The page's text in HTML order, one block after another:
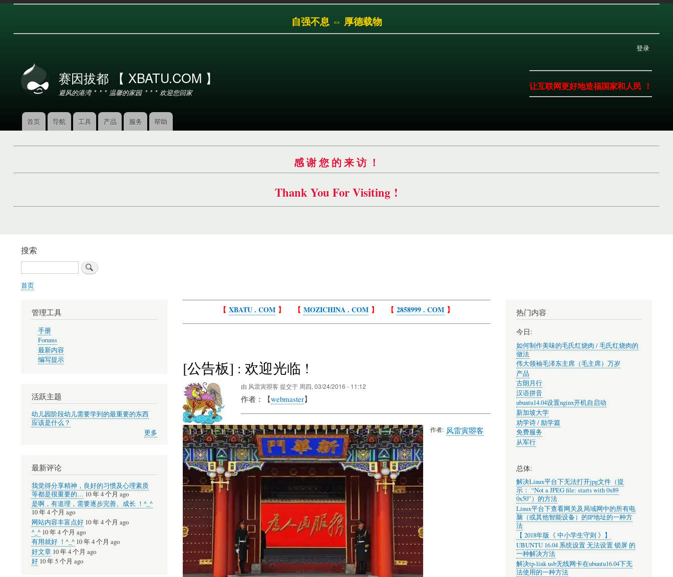
转
到
自强不息 ⇔ 厚德载物
户
登录
赛因拔都 【 XBATU.COM 】
避风的港湾 * * * 温馨的家园 * * * 欢迎您回家
让互联网更好地造福国家和人民 ！
航
首页 导航 工具 产品 服务 帮助
感 谢 您 的 来 访 ！
Thank You For Visiting !
搜索
索
面
首页
【 XBATU . COM 】 【 MOZICHINA . COM 】 【 2858999 . COM 】
[公告板] : 欢迎光临 !
由 风雷寅曌客 提交于 周四, 03/24/2016 - 11:12
作者：【webmaster】
作者 风雷寅曌客
管理工具
手册
Forums
最新内容
编写提示
活跃主题
幼儿园阶段幼儿需要学到的最重要的东西
应该是什么？
更多
最新评论
我觉得分享精神，良好的习惯及心理素质
等都是很重要的… 10 年 4 个月 ago
是啊，有道理，需要逐步完善、成长 ！^_^
10 年 4 个月 ago
网站内容丰富点好 10 年 4 个月 ago
^_^ 10 年 4 个月 ago
有用就好 ！^_^ 10 年 4 个月 ago
好文章 10 年 4 个月 ago
好 10 年 5 个月 ago
热门内容
今日:
如何制作美味的毛氏红烧肉 / 毛氏红烧肉的
做法
伟大领袖毛泽东主席（毛主席）万岁
产品
古朗月行
汉语拼音
ubuntu14.04设置nginx开机自启动
新加坡大学
劝学诗 / 励学篇
免费服务
从军行
总体:
解决Linux平台下无法打开jpg文件（提
示： “Not a JPEG file: starts with 0x89
0x50”）的方法
Linux平台下查看网关及局域网中的所有电
脑（或其他智能设备）的IP地址的一种方
法
【 2018年版《 中小学生守则 》】
UBUNTU 16.04 系统设置 无法设置 锁屏 的
一种解决方法
解决tp-link usb无线网卡在ubuntu16.04下无
法使用的一种方法